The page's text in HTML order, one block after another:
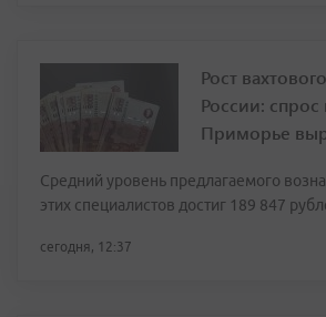
Рост
России:
Приморье
Средний уровень предлагаемого
этих специалистов достиг 189 847
сегодня, 12:37